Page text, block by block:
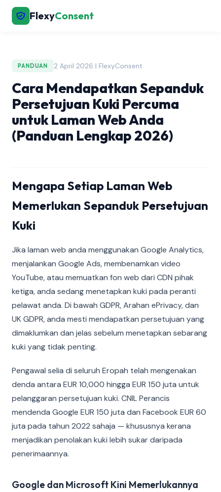
FlexyConsent
PANDUAN 2 April 2026 | FlexyConsent
Cara Mendapatkan Sepanduk
Persetujuan Kuki Percuma
untuk Laman Web Anda
(Panduan Lengkap 2026)
Mengapa Setiap Laman Web
Memerlukan Sepanduk Persetujuan
Kuki
Jika laman web anda menggunakan Google Analytics,
menjalankan Google Ads, membenamkan video
YouTube, atau memuatkan fon web dari CDN pihak
ketiga, anda sedang menetapkan kuki pada peranti
pelawat anda. Di bawah GDPR, Arahan ePrivacy, dan
UK GDPR, anda mesti mendapatkan persetujuan yang
dimaklumkan dan jelas sebelum menetapkan sebarang
kuki yang tidak penting.
Pengawal selia di seluruh Eropah telah mengenakan
denda antara EUR 10,000 hingga EUR 150 juta untuk
pelanggaran persetujuan kuki. CNIL Perancis
mendenda Google EUR 150 juta dan Facebook EUR 60
juta pada tahun 2022 sahaja — khususnya kerana
menjadikan penolakan kuki lebih sukar daripada
penerimaannya.
Google dan Microsoft Kini Memerlukannya